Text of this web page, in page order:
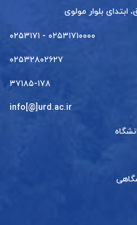
ابتدای بلوار مولوی
۰۲۵۳۱۷۱۰۰۰۰ - ۰۲۵۳۱۷۱
۰۲۵۳۲۸۰۲۶۲۷
۳۷۱۸۵-۱۷۸
info[@]urd.ac.ir